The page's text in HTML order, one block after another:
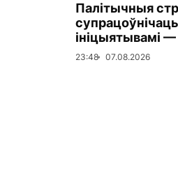
Палітычныя
ініцыятывамі
23:48 07.08.2026